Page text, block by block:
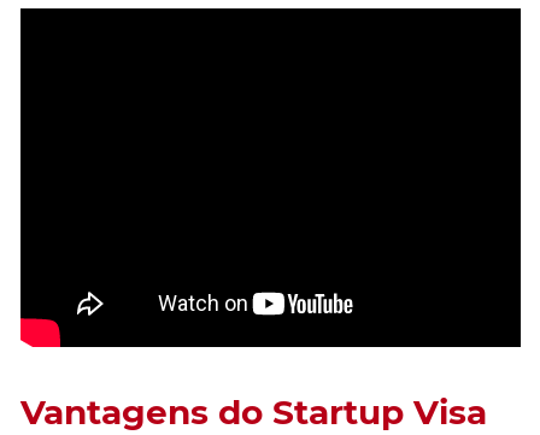
Vantagens do Startup Visa